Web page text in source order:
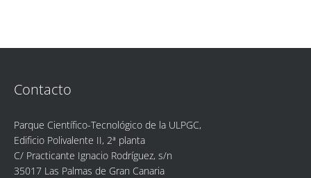
Contacto
Parque Científico-Tecnológico de la ULPGC,
Edificio Polivalente II, 2ª planta
C/ Practicante Ignacio Rodríguez, s/n
35017 Las Palmas de Gran Canaria